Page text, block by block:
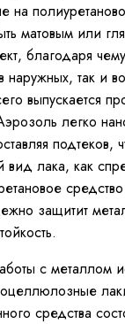
на
матовым или
благодаря
наружных, так и
выпускается
легко
подтеков,
вид лака, как
защитит
с металлом
средства